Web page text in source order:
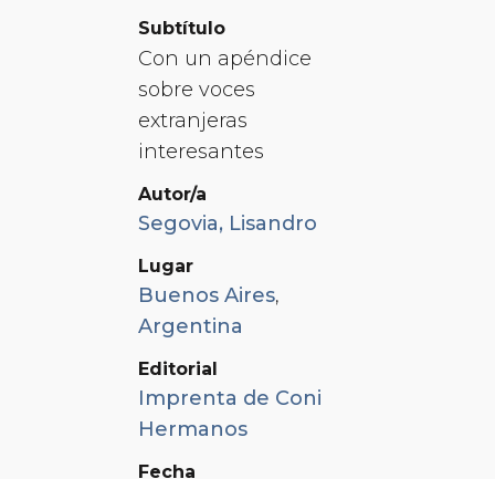
Subtítulo
Con un apéndice
sobre voces
extranjeras
interesantes
Autor/a
Segovia, Lisandro
Lugar
Buenos Aires,
Argentina
Editorial
Imprenta de Coni
Hermanos
Fecha